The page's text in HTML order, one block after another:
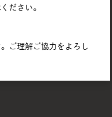
ださい。
ご理解ご協力をよろし